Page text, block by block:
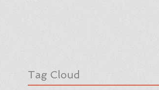
Tag Cloud